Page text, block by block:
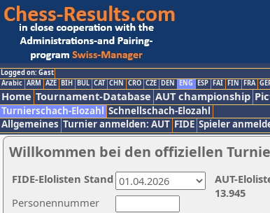
Logged on: Gast
Arabic ARM AZE BIH BUL CAT CHN CRO CZE DEN ENG ESP FAI FIN FRA
Home Tournament-Database AUT championship
Turnierschach-Elozahl Schnellschach-Elozahl
Allgemeines Turnier anmelden: AUT FIDE Spieler
Willkommen bei den offiziellen
Personennummer
AUT-
13.945
FIDE-Elolisten Stand